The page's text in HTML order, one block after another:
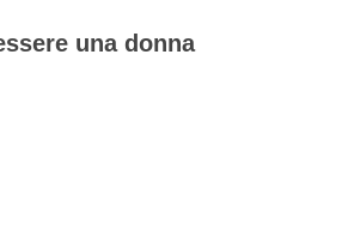
una donna